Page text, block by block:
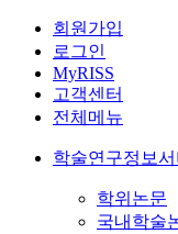
회원가입
로그인
MyRISS
고객센터
전체메뉴
학술연구정보
학위논문
국내학술